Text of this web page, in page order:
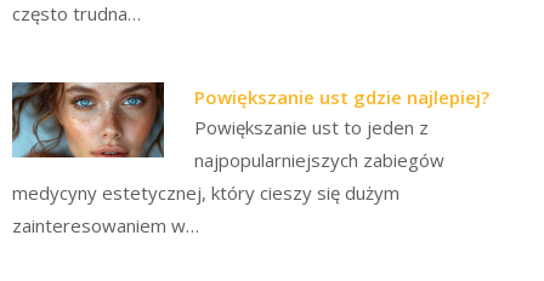
często trudna…
Powiększanie ust gdzie najlepiej?
Powiększanie ust to jeden z
najpopularniejszych zabiegów
medycyny estetycznej, który cieszy się dużym
zainteresowaniem w…